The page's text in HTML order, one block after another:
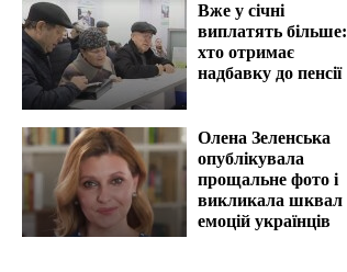
Вже у січні
виплатять більше:
хто отримає
надбавку до пенсії
Олена Зеленська
опублікувала
прощальне фото і
викликала шквал
емоцій українців